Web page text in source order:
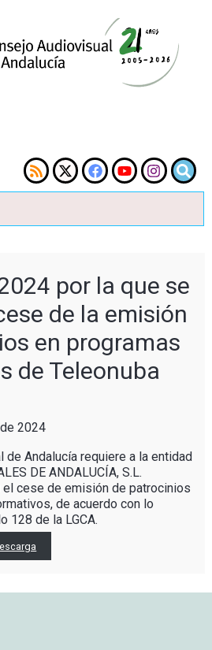
por la que se
de la emisión
en programas
de Teleonuba
2024
de Andalucía requiere a la entidad
DE ANDALUCÍA, S.L.
el cese de emisión de patrocinios
de acuerdo con lo
128 de la LGCA.